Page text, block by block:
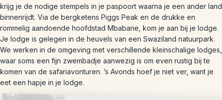
krijg je de nodige stempels in je paspoort waarna je een ander land
binnenrijdt. Via de bergketens Piggs Peak en de drukke en
rommelig aandoende hoofdstad Mbabane, kom je aan bij je lodge.
Je lodge is gelegen in de heuvels van een Swaziland natuurpark.
We werken in de omgeving met verschillende kleinschalige lodges,
waar soms een fijn zwembadje aanwezig is om even rustig bij te
komen van de safariavonturen. ’s Avonds hoef je niet ver, want je
eet een hapje in je lodge.